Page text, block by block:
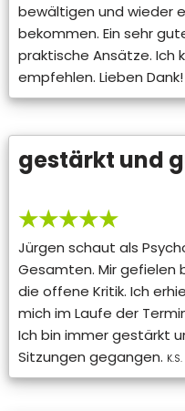
bewältigen und wieder
bekommen. Ein sehr
praktische Ansätze. Ich
empfehlen. Lieben
gestärkt und
★★★★★
Jürgen schaut als
Gesamten. Mir gefielen
die offene Kritik. Ich
mich im Laufe der
Ich bin immer gestärkt
Sitzungen gegangen. K.S.